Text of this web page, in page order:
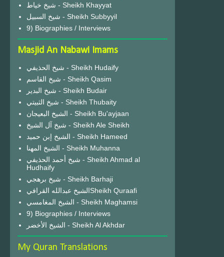
شيخ خياط - Sheikh Khayyat
شيخ السبيل - Sheikh Subbyyil
9) Biographies / Interviews
Masjid An Nabawi Imams
شيخ الحذيفي - Sheikh Hudaify
شيخ القاسم - Sheikh Qasim
شيخ البدير - Sheikh Budair
شيخ الثبيتي - Sheikh Thubaity
الشيخ البعيجان - Sheikh Bu'ayjaan
شيخ آل الشيخ - Sheikh Ale Sheikh
الشيخ إبن حميد - Sheikh Hameed
الشيخ المهنا - Sheikh Muhanna
شيخ أحمد الحذيفي - Sheikh Ahmad al
Hudhaify
شيخ برهجي - Sheikh Barhaji
الشيخ عبدالله القرافيSheikh Quraafi
الشيخ المغامسي - Sheikh Maghamsi
9) Biographies / Interviews
الشيخ الأخضر - Sheikh Al Akhdar
My Quran Translations